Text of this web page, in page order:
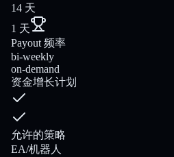
14 天
1 天
Payout 频率
bi-weekly
on-demand
资金增长计划
允许的策略
EA/机器人